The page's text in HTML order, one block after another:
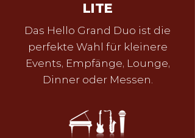
LITE
Das Hello Grand Duo ist die
perfekte Wahl für kleinere
Events, Empfänge, Lounge,
Dinner oder Messen.